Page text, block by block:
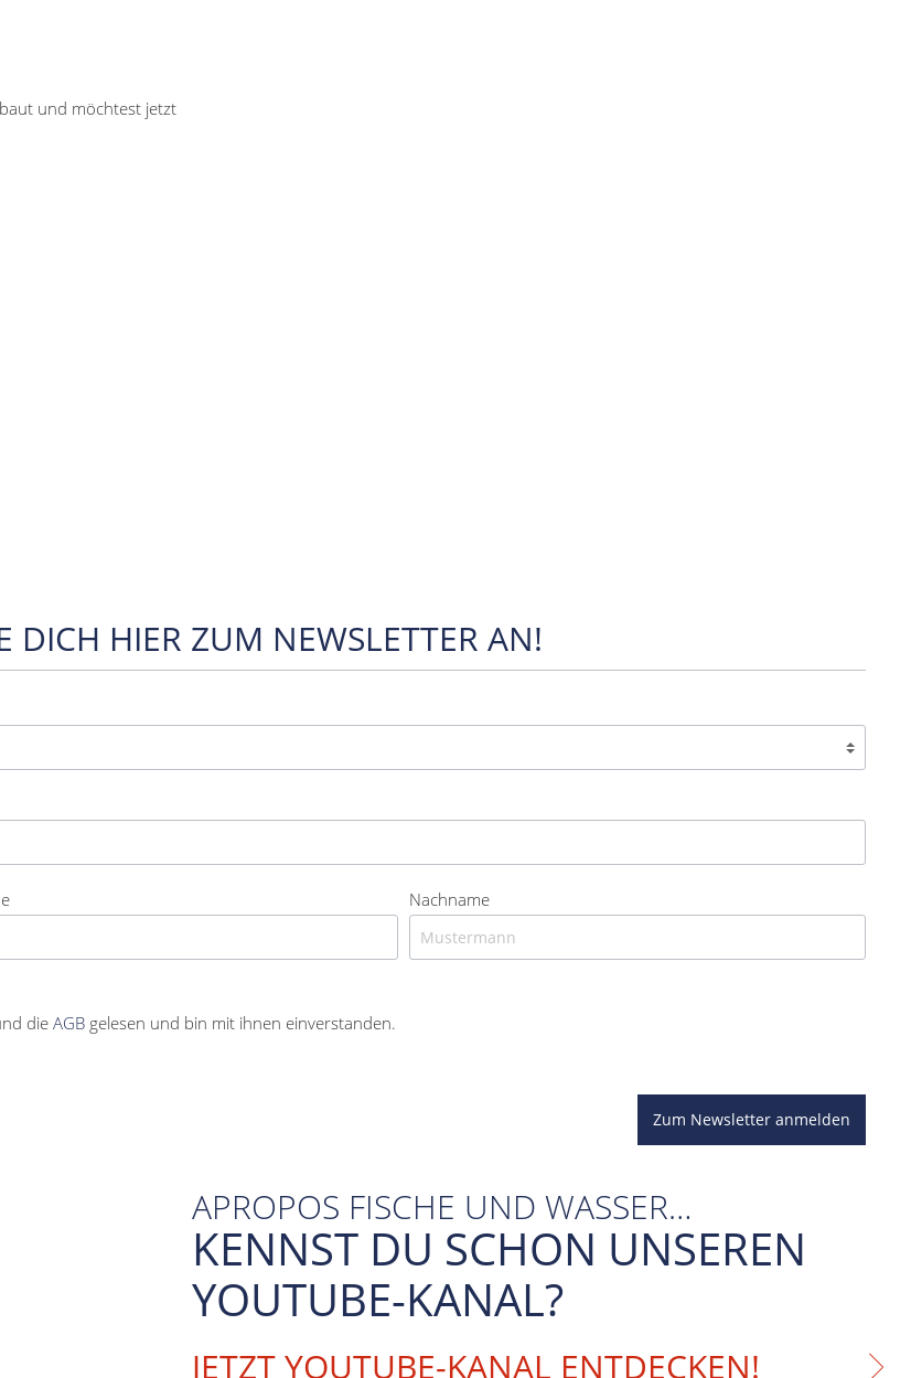
und möchtest jetzt
DICH HIER ZUM NEWSLETTER AN!
Nachname
dieAGB gelesen und bin mit ihnen einverstanden.
Zum Newsletter anmelden
APROPOS FISCHE UND WASSER…
KENNST DU SCHON UNSEREN
YOUTUBE-KANAL?
JETZT YOUTUBE-KANAL ENTDECKEN!